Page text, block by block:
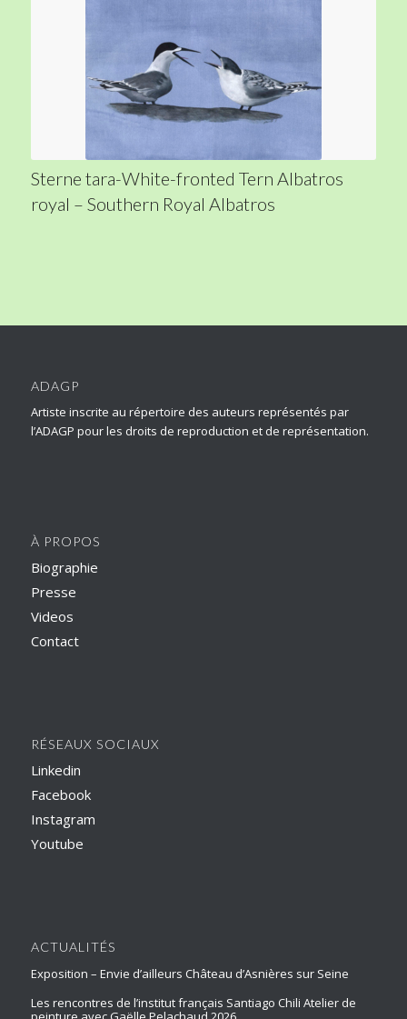
Sterne tara-White-fronted Tern Albatros
royal – Southern Royal Albatros
ADAGP
Artiste inscrite au répertoire des auteurs représentés par
l’ADAGP pour les droits de reproduction et de représentation.
À PROPOS
Biographie
Presse
Videos
Contact
RÉSEAUX SOCIAUX
Linkedin
Facebook
Instagram
Youtube
ACTUALITÉS
Exposition – Envie d’ailleurs Château d’Asnières sur Seine
Les rencontres de l’institut français Santiago Chili Atelier de